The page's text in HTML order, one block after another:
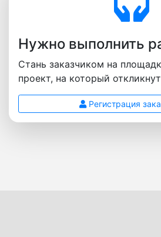
Нужно выполнить
Стань заказчиком на
проект, на который
Регистрация